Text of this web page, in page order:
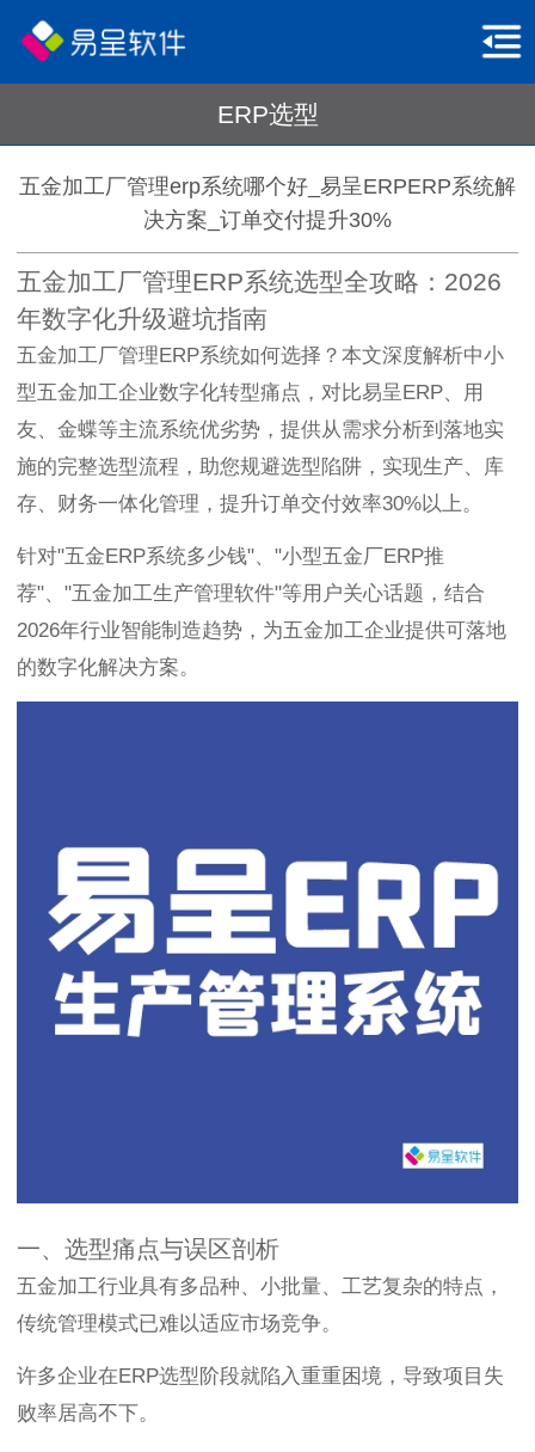
ERP选型
五金加工厂管理erp系统哪个好_易呈ERPERP系统解
决方案_订单交付提升30%
五金加工厂管理ERP系统选型全攻略：2026
年数字化升级避坑指南
五金加工厂管理ERP系统如何选择？本文深度解析中小
型五金加工企业数字化转型痛点，对比易呈ERP、用
友、金蝶等主流系统优劣势，提供从需求分析到落地实
施的完整选型流程，助您规避选型陷阱，实现生产、库
存、财务一体化管理，提升订单交付效率30%以上。
针对"五金ERP系统多少钱"、"小型五金厂ERP推
荐"、"五金加工生产管理软件"等用户关心话题，结合
2026年行业智能制造趋势，为五金加工企业提供可落地
的数字化解决方案。
一、选型痛点与误区剖析
五金加工行业具有多品种、小批量、工艺复杂的特点，
传统管理模式已难以适应市场竞争。
许多企业在ERP选型阶段就陷入重重困境，导致项目失
败率居高不下。